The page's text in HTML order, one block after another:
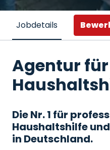
Jobdetails
Agentur für
Die Nr. 1 für
Haushaltshilfe
in Deutschland.